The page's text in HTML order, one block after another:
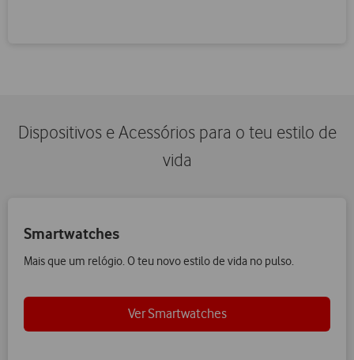
Dispositivos e Acessórios para o teu estilo de
vida
Smartwatches
Mais que um relógio. O teu novo estilo de vida no pulso.
Ver Smartwatches